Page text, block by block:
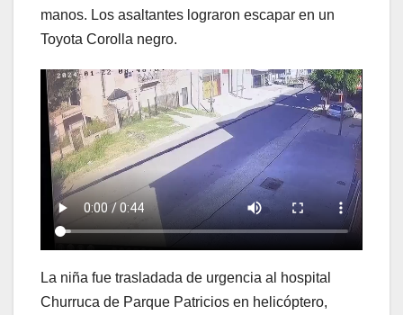
manos. Los asaltantes lograron escapar en un
Toyota Corolla negro.
La niña fue trasladada de urgencia al hospital
Churruca de Parque Patricios en helicóptero,